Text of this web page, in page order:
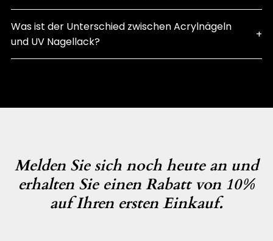
Was ist der Unterschied zwischen Acrylnägeln
und UV Nagellack?
Melden Sie sich noch heute an und
erhalten Sie einen Rabatt von 10%
auf Ihren ersten Einkauf.